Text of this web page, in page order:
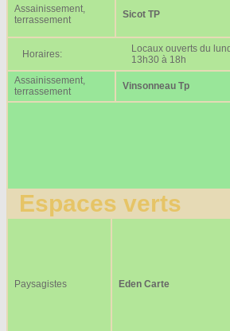
Assainissement,
terrassement
Sicot TP
Horaires:
Locaux ouverts du
13h30 à 18h
Assainissement,
terrassement
Vinsonneau Tp
Espaces verts
Paysagistes Eden Carte